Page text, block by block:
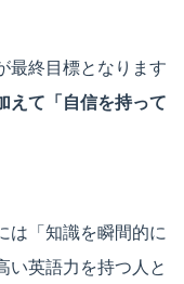
最終目標となります
えて「自信を持って
は「知識を瞬間的に
い英語力を持つ人と